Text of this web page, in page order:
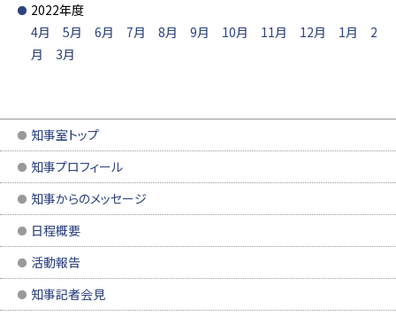
2022年度
4月
5月 6月 7月 8月 9月 10月 11月 12月 1月
2
月
3月
知事室トップ
知事プロフィール
知事からのメッセージ
日程概要
活動報告
知事記者会見